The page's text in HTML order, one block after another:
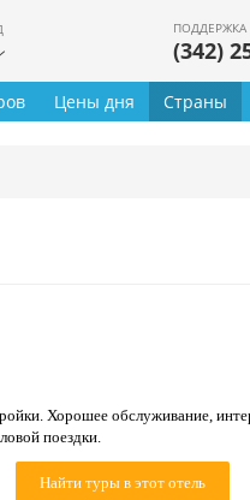
(342)
Цены дня Страны
Хорошее обслуживание,
поездки.
Найти туры в этот отель